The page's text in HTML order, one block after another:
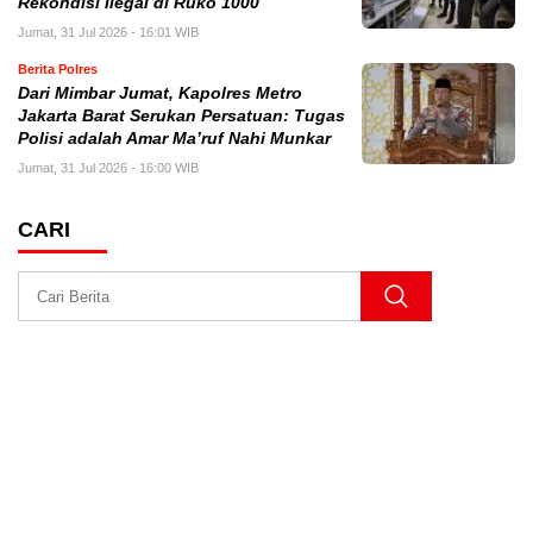
Jumat, 31 Jul 2026 - 16:01 WIB
Berita Polres
Dari Mimbar Jumat, Kapolres Metro
Jakarta Barat Serukan Persatuan: Tugas
Polisi adalah Amar Ma’ruf Nahi Munkar
Jumat, 31 Jul 2026 - 16:00 WIB
CARI